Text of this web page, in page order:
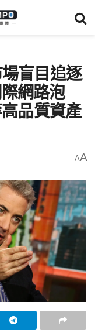
盲目追逐
網路泡
品質資產
AA